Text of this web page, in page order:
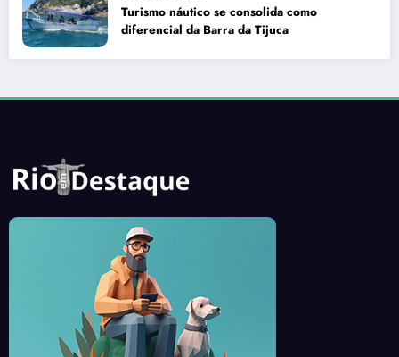
Turismo náutico se consolida como
diferencial da Barra da Tijuca